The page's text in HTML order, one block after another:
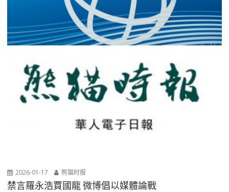
2026-01-17 熊猫时报
禁言羅永浩賈國龍 微博倡以媒體論戰